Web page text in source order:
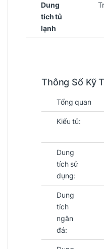
Dung
tích tủ
lạnh
Thông Số Kỹ
Tổng quan
Kiểu tủ:
Dung
tích sử
dụng:
Dung
tích
ngăn
đá: